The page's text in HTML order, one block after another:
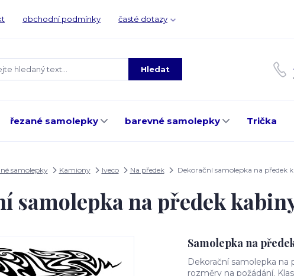
obchodní podmínky časté dotazy
Hledat
řezané samolepky barevné samolepky Trička
samolepky Kamiony Iveco Na předek Dekorační samolepka na předek
samolepka na předek
Samolepka na
Dekorační samolepka na
rozměry na požádání.